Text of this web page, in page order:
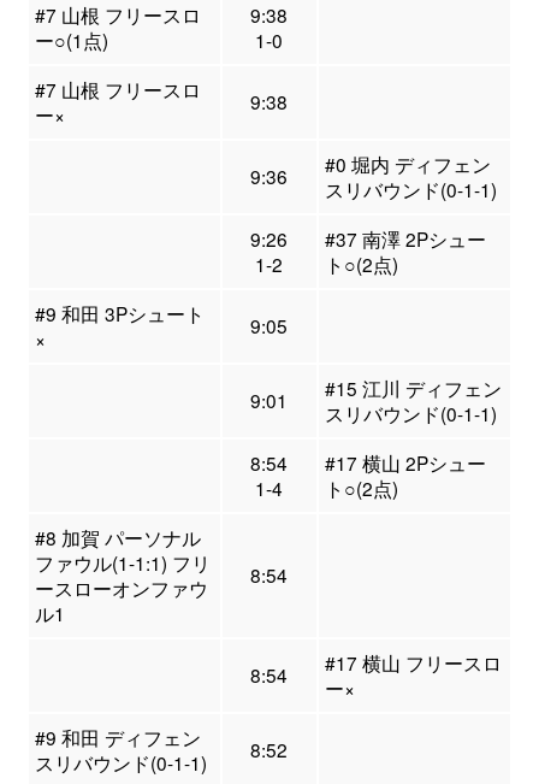
#7 山根 フリースロ
ー○(1点)
9:38
1-0
#7 山根 フリースロ
ー×
9:38
9:36
#0 堀内 ディフェン
スリバウンド(0-1-1)
9:26
1-2
#37 南澤 2Pシュー
ト○(2点)
#9 和田 3Pシュート
×
9:05
9:01
#15 江川 ディフェン
スリバウンド(0-1-1)
8:54
1-4
#17 横山 2Pシュー
ト○(2点)
#8 加賀 パーソナル
ファウル(1-1:1) フリ
ースローオンファウ
ル1
8:54
8:54
#17 横山 フリースロ
ー×
#9 和田 ディフェン
スリバウンド(0-1-1)
8:52